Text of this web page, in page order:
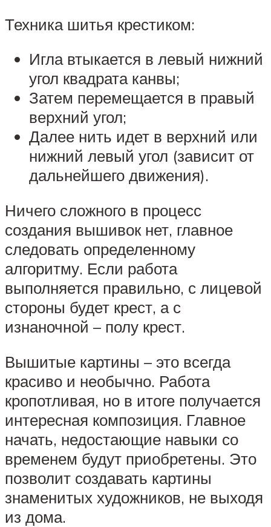
Техника шитья крестиком:
Игла втыкается в левый нижний
угол квадрата канвы;
Затем перемещается в правый
верхний угол;
Далее нить идет в верхний или
нижний левый угол (зависит от
дальнейшего движения).
Ничего сложного в процесс
создания вышивок нет, главное
следовать определенному
алгоритму. Если работа
выполняется правильно, с лицевой
стороны будет крест, а с
изнаночной – полу крест.
Вышитые картины – это всегда
красиво и необычно. Работа
кропотливая, но в итоге получается
интересная композиция. Главное
начать, недостающие навыки со
временем будут приобретены. Это
позволит создавать картины
знаменитых художников, не выходя
из дома.